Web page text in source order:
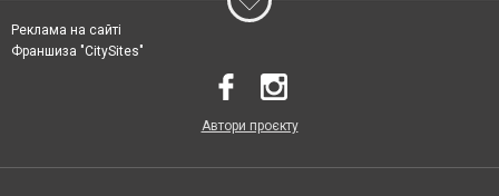
Реклама на сайті
Франшиза "CitySites"
Автори проєкту